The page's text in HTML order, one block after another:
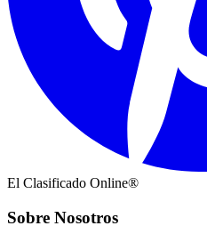
El Clasificado Online®
Sobre Nosotros